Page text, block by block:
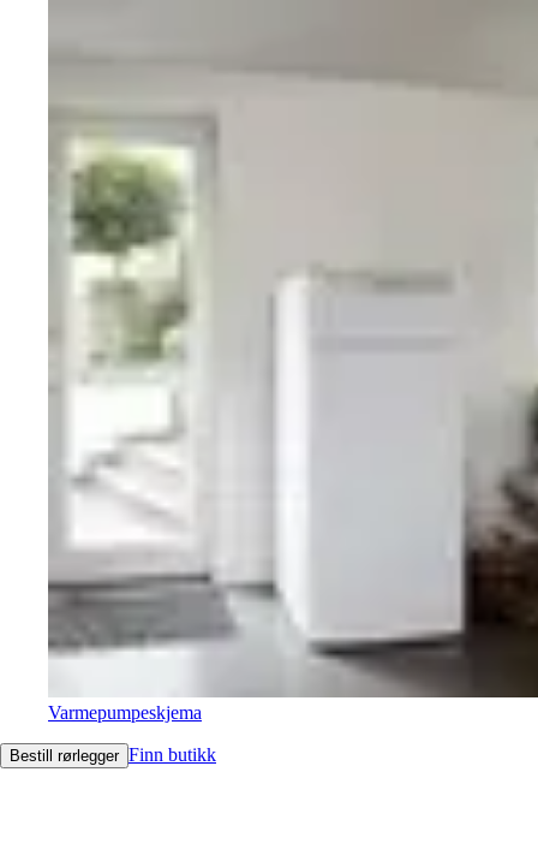
Varmepumpeskjema
Bestill rørlegger Finn butikk